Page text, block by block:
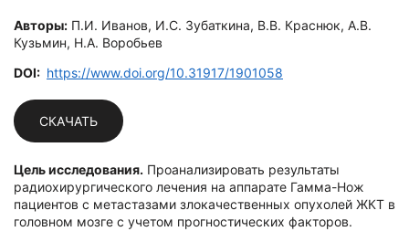
Авторы: П.И. Иванов, И.С. Зубаткина, В.В. Краснюк, А.В.
Кузьмин, Н.А. Воробьев
DOI: https://www.doi.org/10.31917/1901058
СКАЧАТЬ
Цель исследования. Проанализировать результаты
радиохирургического лечения на аппарате Гамма-Нож
пациентов с метастазами злокачественных опухолей ЖКТ в
головном мозге с учетом прогностических факторов.